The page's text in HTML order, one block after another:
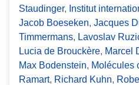
Staudinger, Institut
Jacob Boeseken, Jacques
Timmermans, Lavoslav
Lucia de Brouckère, Marcel
Max Bodenstein, Molécules
Ramart, Richard Kuhn,